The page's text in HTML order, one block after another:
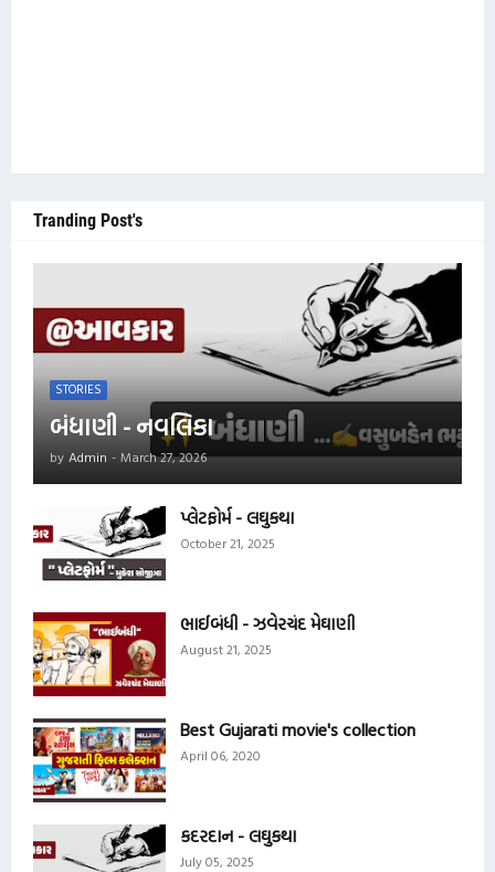
Tranding Post's
STORIES
બંધાણી - નવલિકા
by Admin - March 27, 2026
પ્લેટફોર્મ - લઘુકથા
October 21, 2025
ભાઈબંધી - ઝવેરચંદ મેઘાણી
August 21, 2025
Best Gujarati movie's collection
April 06, 2020
કદરદાન - લઘુકથા
July 05, 2025